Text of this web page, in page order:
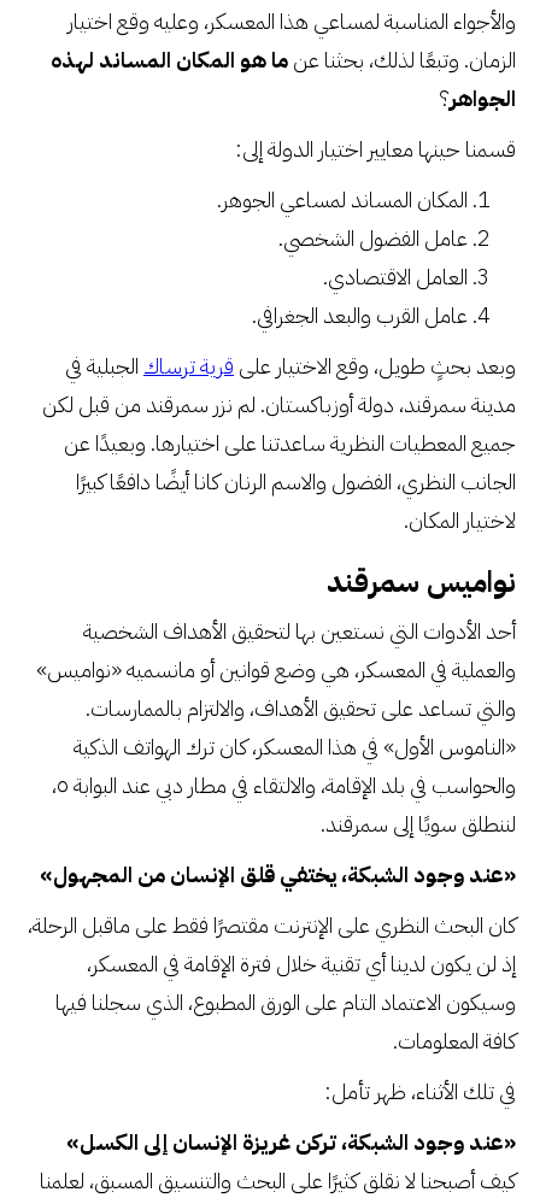
والأجواء المناسبة لمساعي هذا المعسكر، وعليه وقع اختيار
الزمان. وتبعًا لذلك، بحثنا عنما هو المكان المساند لهذه
الجواهر؟
قسمنا حينها معايير اختيار الدولة إلى:
المكان المساند لمساعي الجوهر.
عامل الفضول الشخصي.
العامل الاقتصادي.
عامل القرب والبعد الجغرافي.
وبعد بحثٍ طويل، وقع الاختيار على قرية ترساك الجبلية في
مدينة سمرقند، دولة أوزباكستان. لم نزر سمرقند من قبل لكن
جميع المعطيات النظرية ساعدتنا على اختيارها. وبعيدًا عن
الجانب النظري، الفضول والاسم الرنان كانا أيضًا دافعًا كبيرًا
لاختيار المكان.
نواميس سمرقند
أحد الأدوات التي نستعين بها لتحقيق الأهداف الشخصية
والعملية في المعسكر، هي وضع قوانين أو مانسميه «نواميس»
والتي تساعد على تحقيق الأهداف، والالتزام بالممارسات.
«الناموس الأول» في هذا المعسكر، كان ترك الهواتف الذكية
والحواسب في بلد الإقامة، والالتقاء في مطار دبي عند البوابة ٥،
لننطلق سويًا إلى سمرقند.
«عند وجود الشبكة، يختفي قلق الإنسان من المجهول»
كان البحث النظري على الإنترنت مقتصرًا فقط على ماقبل الرحلة،
إذ لن يكون لدينا أي تقنية خلال فترة الإقامة في المعسكر،
وسيكون الاعتماد التام على الورق المطبوع، الذي سجلنا فيها
كافة المعلومات.
في تلك الأثناء، ظهر تأمل:
«عند وجود الشبكة، تركن غريزة الإنسان إلى الكسل»
كيف أصبحنا لا نقلق كثيرًا على البحث والتنسيق المسبق، لعلمنا